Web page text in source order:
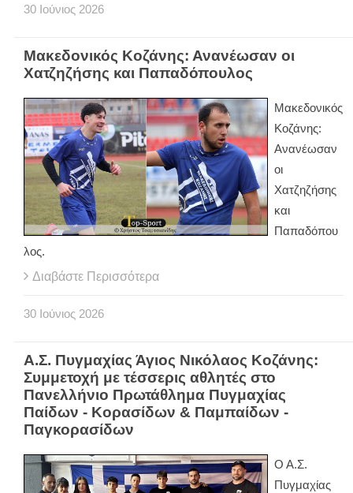
30 Ιούνιος 2026
Μακεδονικός Κοζάνης: Ανανέωσαν οι
Χατζηζήσης και Παπαδόπουλος
Μακεδονικός
Κοζάνης:
Ανανέωσαν
οι
Χατζηζήσης
και
Παπαδόπου
λος.
Διαβάστε Περισσότερα
30 Ιούνιος 2026
Α.Σ. Πυγμαχίας Άγιος Νικόλαος Κοζάνης:
Συμμετοχή με τέσσερις αθλητές στο
Πανελλήνιο Πρωτάθλημα Πυγμαχίας
Παίδων - Κορασίδων & Παμπαίδων -
Παγκορασίδων
Ο Α.Σ.
Πυγμαχίας